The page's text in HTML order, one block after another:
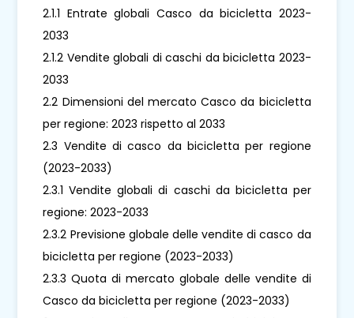
2.1.1 Entrate globali Casco da bicicletta 2023-
2033
2.1.2 Vendite globali di caschi da bicicletta 2023-
2033
2.2 Dimensioni del mercato Casco da bicicletta
per regione: 2023 rispetto al 2033
2.3 Vendite di casco da bicicletta per regione
(2023-2033)
2.3.1 Vendite globali di caschi da bicicletta per
regione: 2023-2033
2.3.2 Previsione globale delle vendite di casco da
bicicletta per regione (2023-2033)
2.3.3 Quota di mercato globale delle vendite di
Casco da bicicletta per regione (2023-2033)